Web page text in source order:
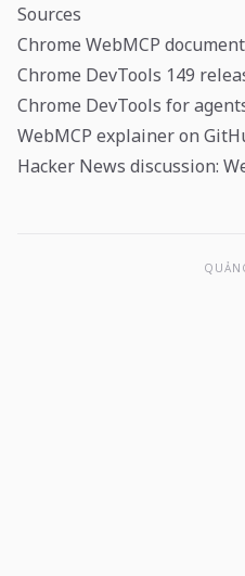
Sources
Chrome WebMCP
Chrome DevTools 149
Chrome DevTools for
WebMCP explainer on
Hacker News discussion: